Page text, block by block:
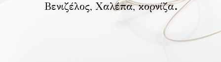
Βενιζέλος, Χαλέπα, κορνίζα.